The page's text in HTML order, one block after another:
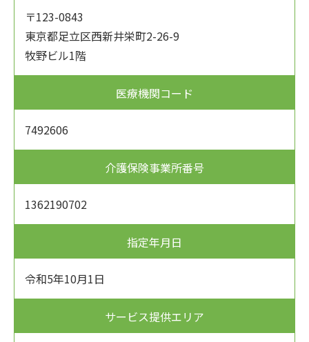
〒123-0843
東京都足立区西新井栄町2-26-9
牧野ビル1階
医療機関コード
7492606
介護保険事業所番号
1362190702
指定年月日
令和5年10月1日
サービス提供エリア